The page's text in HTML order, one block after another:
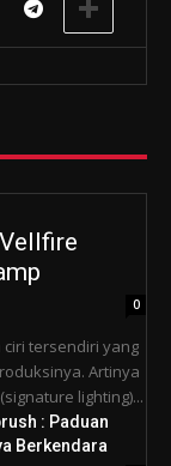
0
ciri tersendiri yang
Artinya
lighting)...
: Paduan
Berkendara